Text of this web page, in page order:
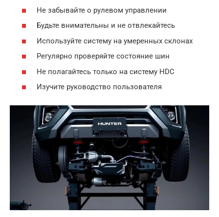
Не забывайте о рулевом управлении
Будьте внимательны и не отвлекайтесь
Используйте систему на умеренных склонах
Регулярно проверяйте состояние шин
Не полагайтесь только на систему HDC
Изучите руководство пользователя